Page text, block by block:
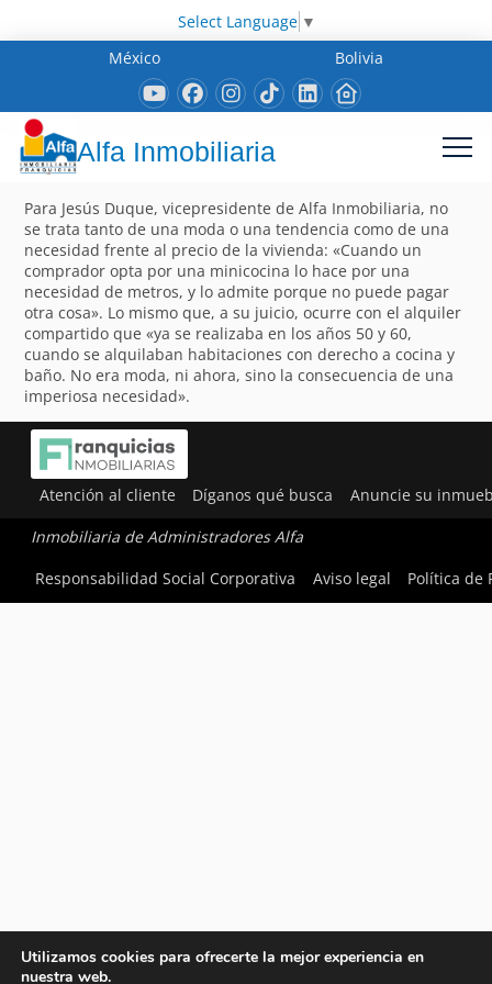
Select Language ▼
México
Bolivia
Alfa Inmobiliaria
Para Jesús Duque, vicepresidente de Alfa Inmobiliaria, no
se trata tanto de una moda o una tendencia como de una
necesidad frente al precio de la vivienda: «Cuando un
comprador opta por una minicocina lo hace por una
necesidad de metros, y lo admite porque no puede pagar
otra cosa». Lo mismo que, a su juicio, ocurre con el alquiler
compartido que «ya se realizaba en los años 50 y 60,
cuando se alquilaban habitaciones con derecho a cocina y
baño. No era moda, ni ahora, sino la consecuencia de una
imperiosa necesidad».
Atención al cliente Díganos qué busca Anuncie su
Inmobiliaria de Administradores Alfa
Responsabilidad Social Corporativa
Aviso legal Política de
Utilizamos cookies para ofrecerte la mejor experiencia en
nuestra web.